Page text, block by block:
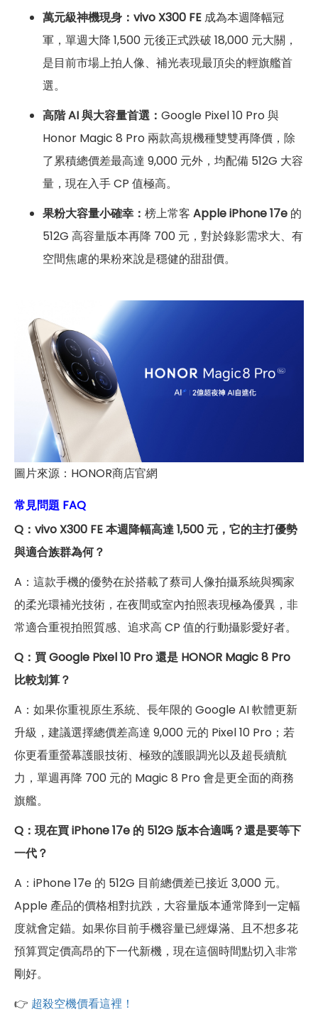
萬元級神機現身：vivo X300 FE成為本週降幅冠
軍，單週大降 1,500 元後正式跌破 18,000 元大關，
是目前市場上拍人像、補光表現最頂尖的輕旗艦首
選。
高階 AI 與大容量首選： Google Pixel 10 Pro 與
Honor Magic 8 Pro 兩款高規機種雙雙再降價，除
了累積總價差最高達 9,000 元外，均配備 512G 大容
量，現在入手 CP 值極高。
果粉大容量小確幸： 榜上常客 Apple iPhone 17e 的
512G 高容量版本再降 700 元，對於錄影需求大、有
空間焦慮的果粉來說是穩健的甜甜價。
圖片來源：HONOR商店官網
常見問題 FAQ
Q：vivo X300 FE 本週降幅高達 1,500 元，它的主打優勢
與適合族群為何？
A：這款手機的優勢在於搭載了蔡司人像拍攝系統與獨家
的柔光環補光技術，在夜間或室內拍照表現極為優異，非
常適合重視拍照質感、追求高 CP 值的行動攝影愛好者。
Q：買 Google Pixel 10 Pro 還是 HONOR Magic 8 Pro
比較划算？
A：如果你重視原生系統、長年限的 Google AI 軟體更新
升級，建議選擇總價差高達 9,000 元的 Pixel 10 Pro；若
你更看重螢幕護眼技術、極致的護眼調光以及超長續航
力，單週再降 700 元的 Magic 8 Pro 會是更全面的商務
旗艦。
Q ： 現在買 iPhone 17e 的 512G 版本合適嗎？還是要等下
一代？
A：iPhone 17e 的 512G 目前總價差已接近 3,000 元。
Apple 產品的價格相對抗跌，大容量版本通常降到一定幅
度就會定錨。如果你目前手機容量已經爆滿、且不想多花
預算買定價高昂的下一代新機，現在這個時間點切入非常
剛好。
👉 超殺空機價看這裡！